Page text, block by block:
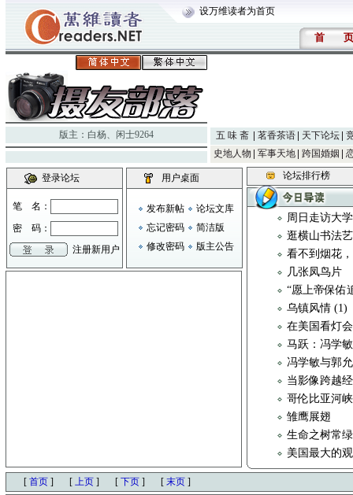
设万维读者为首页
首 页
版主： 白杨、 闲士9264 五 味 斋 茗香茶语 天下论坛
史地人物
军事天地 跨国婚姻
登录论坛
笔 名：
密 码：
注册新用户
用户桌面
发布新帖
论坛文库
忘记密码
简洁版
修改密码
版主公告
论坛排行榜
周日走访大
逛横山书法
看不到烟花
几张凤鸟片
“愿上帝保佑
乌镇风情 (1)
在美国看灯会
马跃：冯学
冯学敏与郭
当影像跨越
哥伦比亚河
雏鹰展翅
生命之树常绿
美国最大的
[ 首页 ] [ 上页 ] [ 下页 ] [ 末页 ]